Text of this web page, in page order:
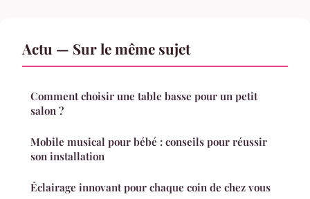
Actu — Sur le même sujet
Comment choisir une table basse pour un petit
salon ?
Mobile musical pour bébé : conseils pour réussir
son installation
Éclairage innovant pour chaque coin de chez vous